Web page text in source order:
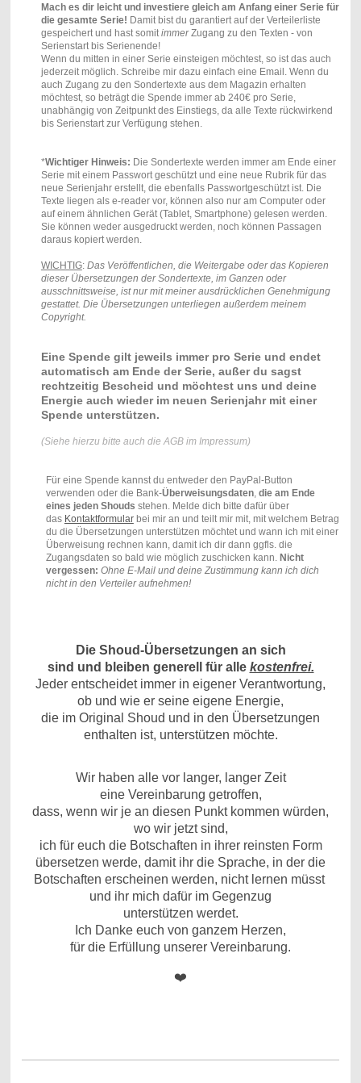
Mach es dir leicht und investiere gleich am Anfang einer Serie für
die gesamte Serie! Damit bist du garantiert auf der Verteilerliste
gespeichert und hast somit immerZugang zu den Texten - von
Serienstart bis Serienende!
Wenn du mitten in einer Serie einsteigen möchtest, so ist das auch
jederzeit möglich. Schreibe mir dazu einfach eine Email. Wenn du
auch Zugang zu den Sondertexte aus dem Magazin erhalten
möchtest, so beträgt die Spende immer ab 240€ pro Serie,
unabhängig von Zeitpunkt des Einstiegs, da alle Texte rückwirkend
bis Serienstart zur Verfügung stehen.
*Wichtiger Hinweis: Die Sondertexte werden immer am Ende einer
Serie mit einem Passwort geschützt und eine neue Rubrik für das
neue Serienjahr erstellt, die ebenfalls Passwortgeschützt ist. Die
Texte liegen als e-reader vor, können also nur am Computer oder
auf einem ähnlichen Gerät (Tablet, Smartphone) gelesen werden.
Sie können weder ausgedruckt werden, noch können Passagen
daraus kopiert werden.
WICHTIG: Das Veröffentlichen, die Weitergabe oder das Kopieren
dieser Übersetzungen der Sondertexte, im Ganzen oder
ausschnittsweise, ist nur mit meiner ausdrücklichen Genehmigung
gestattet. Die Übersetzungen unterliegen außerdem meinem
Copyright.
Eine Spende gilt jeweils immer pro Serie und endet
automatisch am Ende der Serie, außer du sagst
rechtzeitig Bescheid und möchtest uns und deine
Energie auch wieder im neuen Serienjahr mit einer
Spende unterstützen.
(Siehe hierzu bitte auch die AGB im Impressum)
Für eine Spende kannst du entweder den PayPal-Button
verwenden oder die Bank-Überweisungsdaten, die am Ende
eines jeden Shouds stehen. Melde dich bitte dafür über
das Kontaktformularbei mir an und teilt mir mit, mit welchem Betrag
du die Übersetzungen unterstützen möchtet und wann ich mit einer
Überweisung rechnen kann, damit ich dir dann ggfls. die
Zugangsdaten so bald wie möglich zuschicken kann. Nicht
vergessen: Ohne E-Mail und deine Zustimmung kann ich dich
nicht in den Verteiler aufnehmen!
Die Shoud-Übersetzungen an sich
sind und bleiben generell für alle kostenfrei.
Jeder entscheidet immer in eigener Verantwortung,
ob und wie er seine eigene Energie,
die im Original Shoud und in den Übersetzungen
enthalten ist, unterstützen möchte.
Wir haben alle vor langer, langer Zeit
eine Vereinbarung getroffen,
dass, wenn wir je an diesen Punkt kommen würden,
wo wir jetzt sind,
ich für euch die Botschaften in ihrer reinsten Form
übersetzen werde, damit ihr die Sprache, in der die
Botschaften erscheinen werden, nicht lernen müsst
und ihr mich dafür im Gegenzug
unterstützen werdet.
Ich Danke euch von ganzem Herzen,
für die Erfüllung unserer Vereinbarung.
❤️